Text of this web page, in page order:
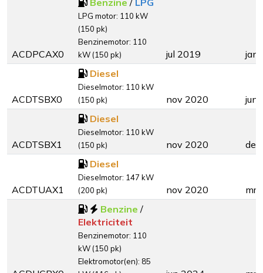
ACDPCAX0
Benzine / LPG
LPG motor: 110 kW
(150 pk)
Benzinemotor: 110
kW (150 pk)
jul 2019 jan
ACDTSBX0
Diesel
Dieselmotor: 110 kW
(150 pk)
nov 2020 jun
ACDTSBX1
Diesel
Dieselmotor: 110 kW
(150 pk)
nov 2020
ACDTUAX1
Diesel
Dieselmotor: 147 kW
(200 pk)
nov 2020 mrt
Benzine /
Elektriciteit
Benzinemotor: 110
kW (150 pk)
Elektromotor(en): 85